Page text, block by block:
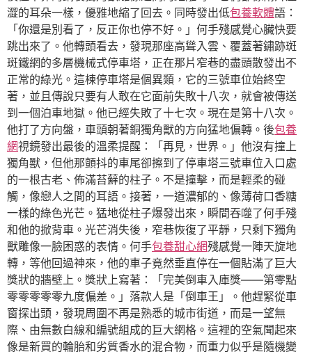
澀的耳朵一樣，優雅地縮了回去。同時發出低包養軟體語：
「你還是別看了，反正你也停不好。」何手殘感覺心臟快要
跳出來了。他轉頭看去，發現那座高聳入雲、覆蓋著鏽跡斑
斑鐵網的多層機械式停車塔，正在那片窄巷的盡頭散發出不
正常的綠光。這棟停車塔是個異類，它的三號車位始終空
著，並且傳說只要有人敢在它面前失敗十八次，就會被傳送
到一個泊車地獄。他已經失敗了十七次。現在是第十八次。
他打了方向盤，車頭朝著銅獨角獸的方向猛地偏轉。後包養
網視鏡發出最後的溫柔提醒：「再見，世界。」他沒有撞上
獨角獸，但他那顫抖的車尾卻擦到了停車塔三號車位入口處
的一根古老、佈滿苔蘚的柱子。不是撞擊，而是輕柔的碰
觸，像戀人之間的耳語。接著，一道濃郁的、像薄荷口香糖
一樣的綠色光芒。猛地從柱子爆發出來，瞬間吞噬了何手殘
和他的掀背車。光芒消失後，窄巷恢復了平靜，只剩下獨角
獸雕像一臉困惑的表情。何手包養甜心網殘感覺一陣天旋地
轉，等他回過神來，他的車子竟然垂直停在一個貼滿了巨大
獎狀的牆壁上。獎狀上寫著：「完美倒車入庫獎——第零點
零零零零零九度偏差。」落款人是「倒車王」。他趕緊從車
窗探出頭，發現周圍不再是熟悉的城市街道，而是一望無
際、由無數白線和編號組成的巨大網格。這裡的空氣聞起來
像是新買的輪胎和劣質香水的混合物，而重力似乎是隨機變